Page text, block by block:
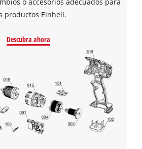
productos Einhell.
Descubra ahora